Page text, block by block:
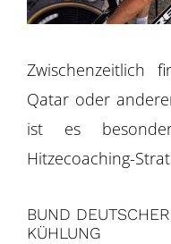
Zwischenzeitlich
Qatar oder
ist es
Hitzecoaching-
BUND
KÜHLUNG